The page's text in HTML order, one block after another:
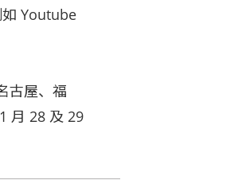
Youtube
古屋、福
月 28 及 29